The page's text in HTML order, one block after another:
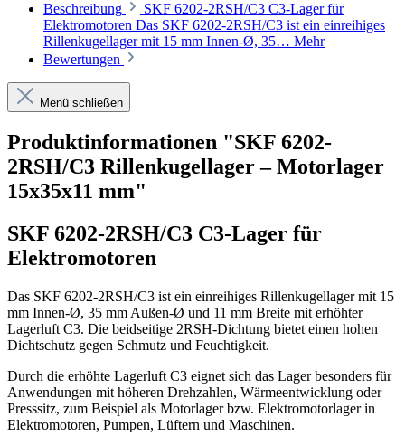
Beschreibung
SKF 6202-2RSH/C3 C3-Lager für
Elektromotoren Das SKF 6202-2RSH/C3 ist ein einreihiges
Rillenkugellager mit 15 mm Innen-Ø, 35… Mehr
Bewertungen
Menü schließen
Produktinformationen "SKF 6202-
2RSH/C3 Rillenkugellager – Motorlager
15x35x11 mm"
SKF 6202-2RSH/C3 C3-Lager für
Elektromotoren
Das SKF 6202-2RSH/C3 ist ein einreihiges Rillenkugellager mit 15
mm Innen-Ø, 35 mm Außen-Ø und 11 mm Breite mit erhöhter
Lagerluft C3. Die beidseitige 2RSH-Dichtung bietet einen hohen
Dichtschutz gegen Schmutz und Feuchtigkeit.
Durch die erhöhte Lagerluft C3 eignet sich das Lager besonders für
Anwendungen mit höheren Drehzahlen, Wärmeentwicklung oder
Presssitz, zum Beispiel als Motorlager bzw. Elektromotorlager in
Elektromotoren, Pumpen, Lüftern und Maschinen.